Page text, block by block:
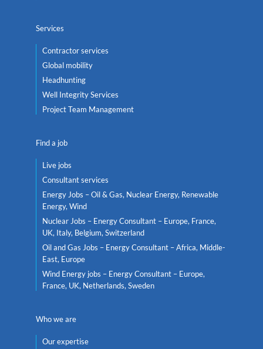
Services
Contractor services
Global mobility
Headhunting
Well Integrity Services
Project Team Management
Find a job
Live jobs
Consultant services
Energy Jobs – Oil & Gas, Nuclear Energy, Renewable
Energy, Wind
Nuclear Jobs – Energy Consultant – Europe, France,
UK, Italy, Belgium, Switzerland
Oil and Gas Jobs – Energy Consultant – Africa, Middle-
East, Europe
Wind Energy jobs – Energy Consultant – Europe,
France, UK, Netherlands, Sweden
Who we are
Our expertise